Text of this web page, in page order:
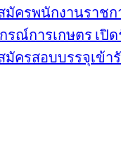
ครพนักงานราช
รณ์การเกษตร เ
ครสอบบรรจุเข้